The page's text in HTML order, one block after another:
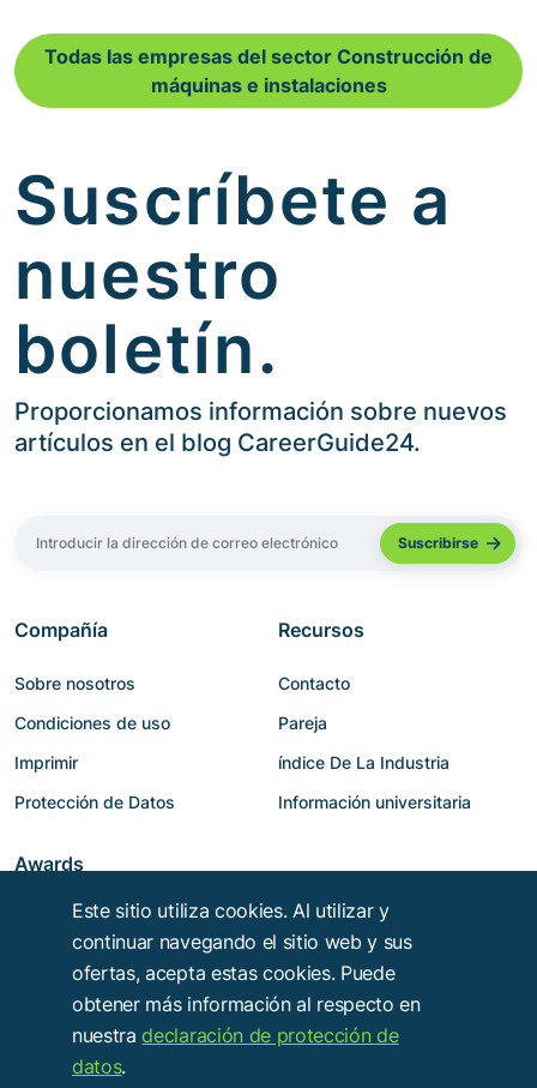
Todas las empresas del sector Construcción de
máquinas e instalaciones
Suscríbete a
nuestro
boletín.
Proporcionamos información sobre nuevos
artículos en el blog CareerGuide24.
Compañía
Sobre nosotros
Condiciones de uso
Imprimir
Protección de Datos
Recursos
Contacto
Pareja
índice De La Industria
Información universitaria
Awards
Este sitio utiliza cookies. Al utilizar y
continuar navegando el sitio web y sus
ofertas, acepta estas cookies. Puede
obtener más información al respecto en
nuestradeclaración de protección de
datos.